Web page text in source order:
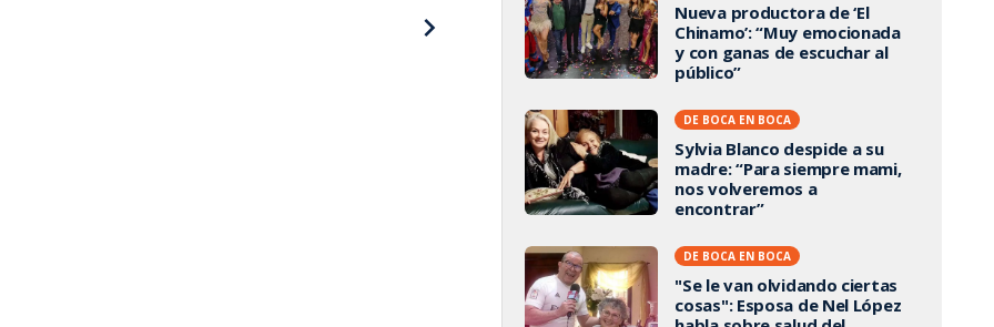
Nueva productora de ‘El
Chinamo’: “Muy emocionada
y con ganas de escuchar al
público”
DE BOCA EN BOCA
Sylvia Blanco despide a su
madre: “Para siempre mami,
nos volveremos a
encontrar”
DE BOCA EN BOCA
"Se le van olvidando ciertas
cosas": Esposa de Nel López